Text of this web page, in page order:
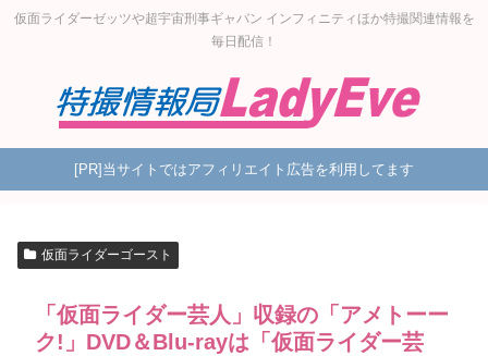
仮面ライダーゼッツや超宇宙刑事ギャバン インフィニティほか特撮関連情報を
毎日配信！
[PR]当サイトではアフィリエイト広告を利用してます
仮面ライダーゴースト
「仮面ライダー芸人」収録の「アメトーー
ク!」DVD＆Blu-rayは「仮面ライダー芸